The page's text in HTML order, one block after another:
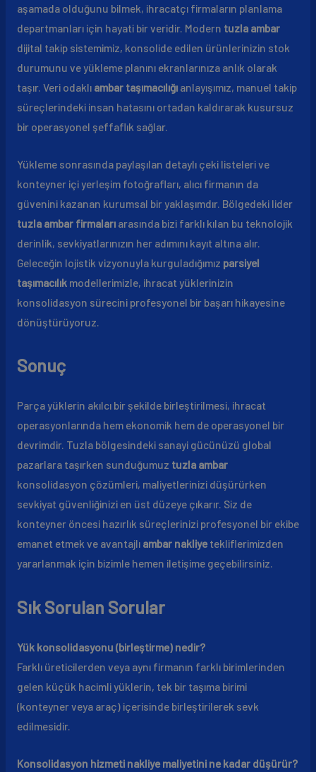
aşamada olduğunu bilmek, ihracatçı firmaların planlama
departmanları için hayati bir veridir. Modern tuzla ambar
dijital takip sistemimiz, konsolide edilen ürünlerinizin stok
durumunu ve yükleme planını ekranlarınıza anlık olarak
taşır. Veri odaklı ambar taşımacılığıanlayışımız, manuel takip
süreçlerindeki insan hatasını ortadan kaldırarak kusursuz
bir operasyonel şeffaflık sağlar.
Yükleme sonrasında paylaşılan detaylı çeki listeleri ve
konteyner içi yerleşim fotoğrafları, alıcı firmanın da
güvenini kazanan kurumsal bir yaklaşımdır. Bölgedeki lider
tuzla ambar firmalarıarasında bizi farklı kılan bu teknolojik
derinlik, sevkiyatlarınızın her adımını kayıt altına alır.
Geleceğin lojistik vizyonuyla kurguladığımız parsiyel
taşımacılıkmodellerimizle, ihracat yüklerinizin
konsolidasyon sürecini profesyonel bir başarı hikayesine
dönüştürüyoruz.
Sonuç
Parça yüklerin akılcı bir şekilde birleştirilmesi, ihracat
operasyonlarında hem ekonomik hem de operasyonel bir
devrimdir. Tuzla bölgesindeki sanayi gücünüzü global
pazarlara taşırken sunduğumuz tuzla ambar
konsolidasyon çözümleri, maliyetlerinizi düşürürken
sevkiyat güvenliğinizi en üst düzeye çıkarır. Siz de
konteyner öncesi hazırlık süreçlerinizi profesyonel bir ekibe
emanet etmek ve avantajlı ambar nakliyetekliflerimizden
yararlanmak için bizimle hemen iletişime geçebilirsiniz.
Sık Sorulan Sorular
Yük konsolidasyonu (birleştirme) nedir?
Farklı üreticilerden veya aynı firmanın farklı birimlerinden
gelen küçük hacimli yüklerin, tek bir taşıma birimi
(konteyner veya araç) içerisinde birleştirilerek sevk
edilmesidir.
Konsolidasyon hizmeti nakliye maliyetini ne kadar düşürür?